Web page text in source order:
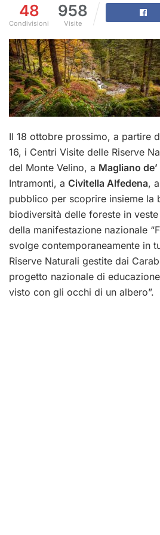
48
Condivisioni
958
Visite
Il 18 ottobre prossimo, a partire
16, i Centri Visite delle Riserve
del Monte Velino, a Magliano
Intramonti, a Civitella Alfedena,
pubblico per scoprire insieme la
biodiversità delle foreste in veste
della manifestazione nazionale
svolge contemporaneamente in
Riserve Naturali gestite dai
progetto nazionale di
visto con gli occhi di un albero”.